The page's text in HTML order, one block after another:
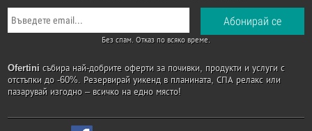
Без спам. Отказ по всяко време.
Ofertini събира най-добрите оферти за почивки, продукти и услуги с
отстъпки до -60%. Резервирай уикенд в планината, СПА релакс или
пазарувай изгодно – всичко на едно място!